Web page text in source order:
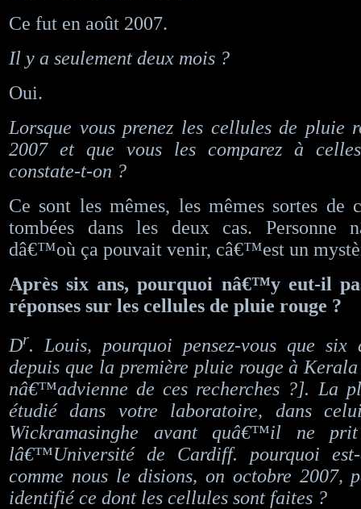
Ce fut en août 2007.
Il y a seulement deux mois ?
Oui.
Lorsque vous prenez les cellules de pluie
2007 et que vous les comparez à
constate-t-on ?
Ce sont les mêmes, les mêmes sortes de
tombées dans les deux cas. Personne
dâ€™où ça pouvait venir, câ€™est un
Après six ans, pourquoi nâ€™y eut-il
réponses sur les cellules de pluie rouge ?
Dr. Louis, pourquoi pensez-vous que six
depuis que la première pluie rouge à
nâ€™advienne de ces recherches ?]. La
étudié dans votre laboratoire, dans
Wickramasinghe avant quâ€™il ne
lâ€™Université de Cardiff. pourquoi
comme nous le disions, on octobre 2007,
identifié ce dont les cellules sont faites ?